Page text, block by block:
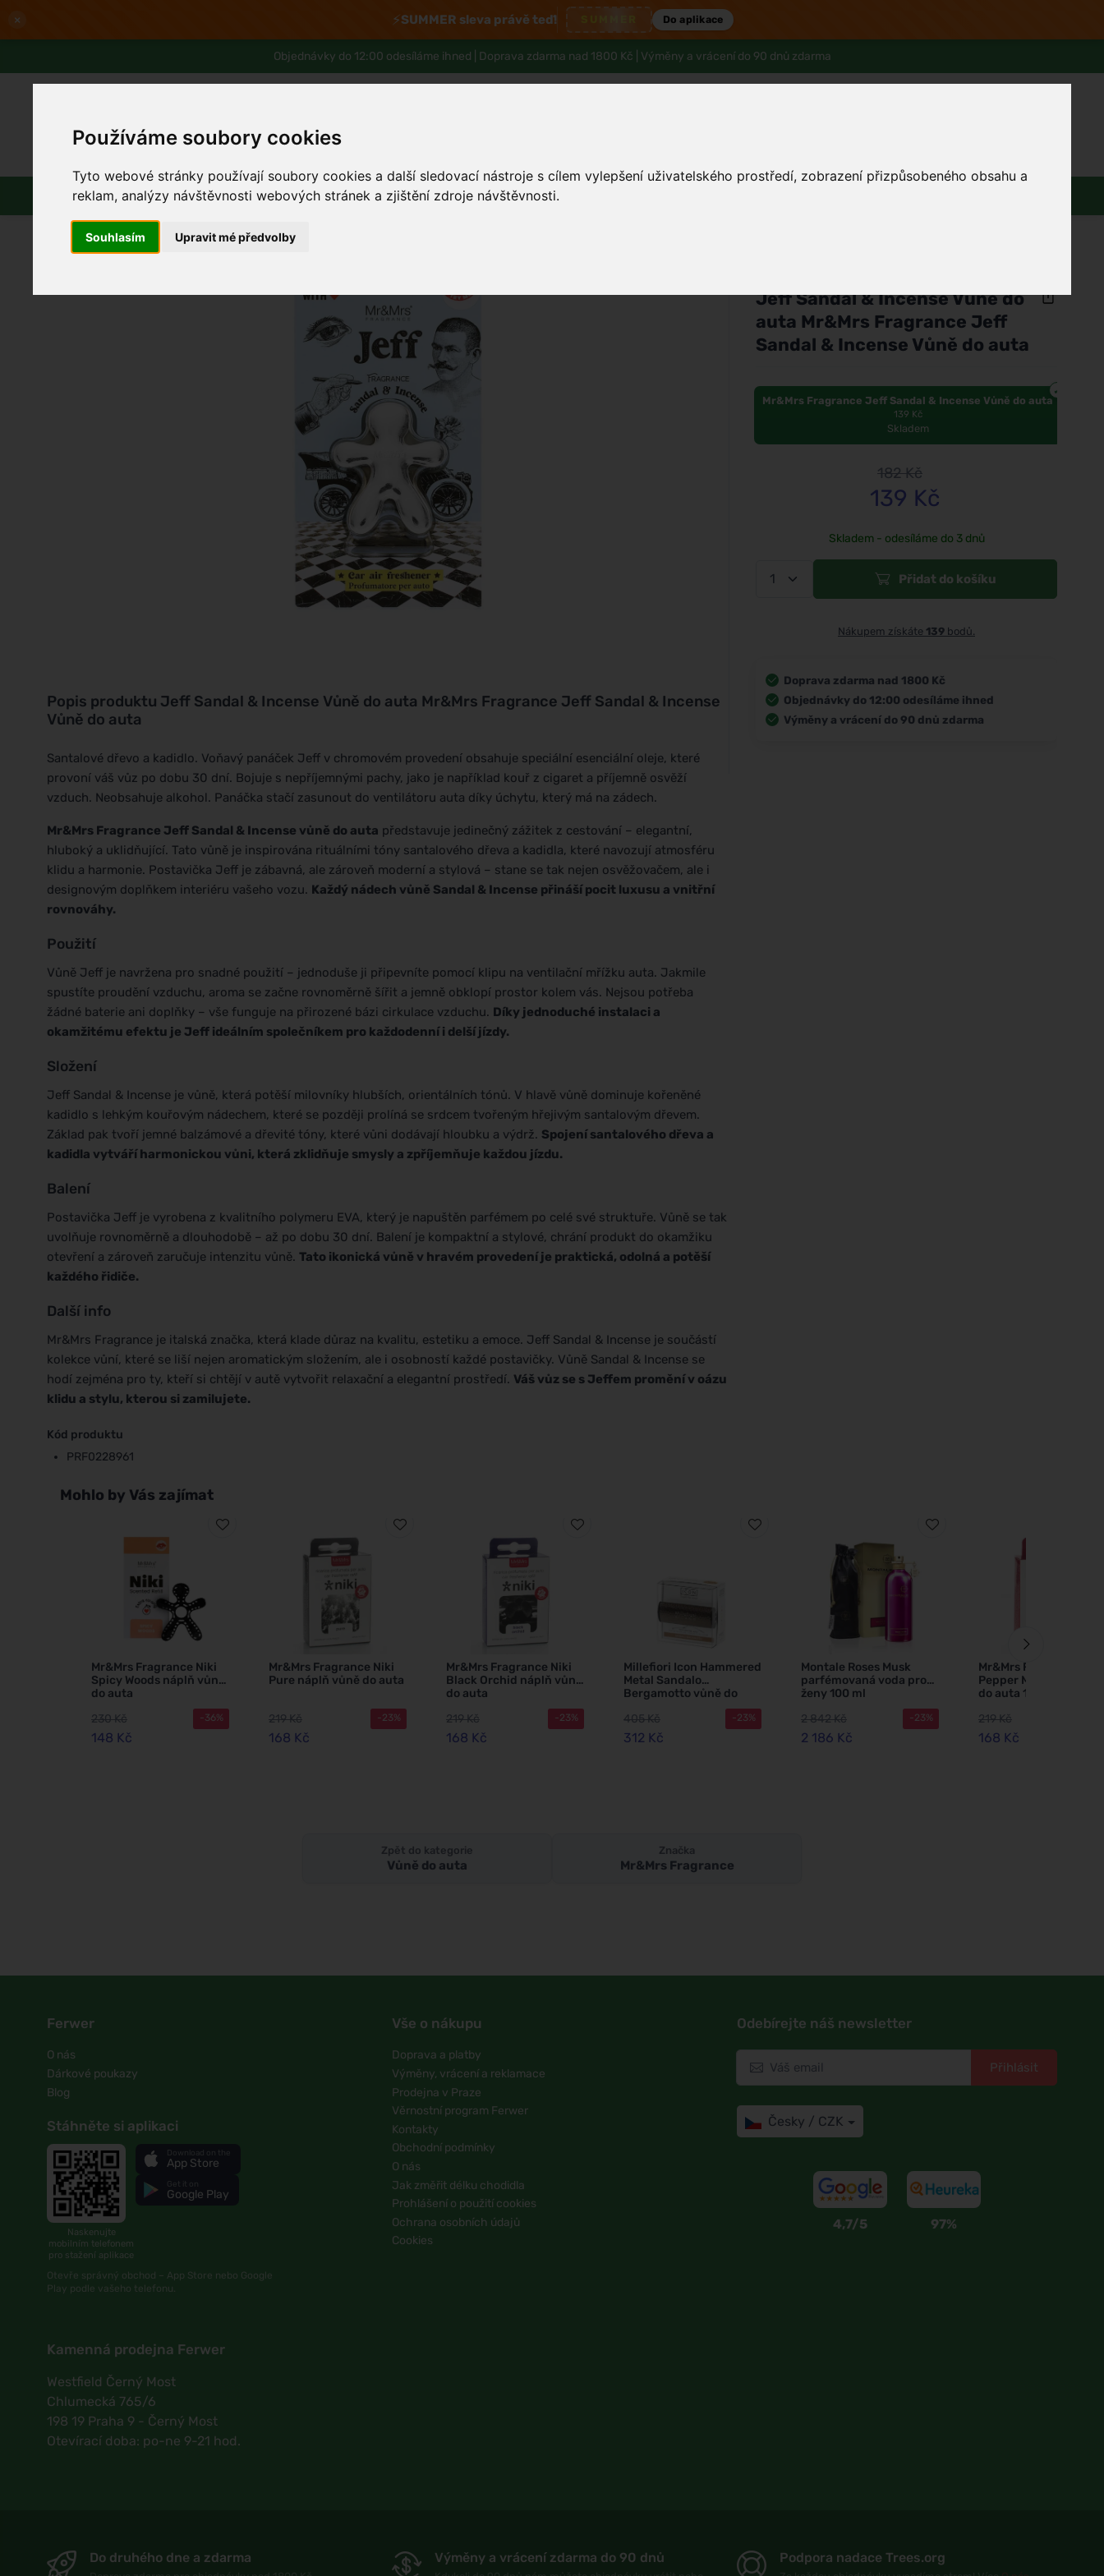
Používáme soubory cookies
Tyto webové stránky používají soubory cookies a další sledovací nástroje s cílem vylepšení uživatelského prostředí, zobrazení přizpůsobeného obsahu a
reklam, analýzy návštěvnosti webových stránek a zjištění zdroje návštěvnosti.
Souhlasím Upravit mé předvolby
× ⚡SUMMER sleva právě teď! Do aplikace
Objednávky do 12:00 odesíláme ihned | Doprava zdarma nad 1800 Kč | Výměny a vrácení do 90 dnů zdarma
Parfémy Líčení Vlasy Pleť Tělo a hygiena
Popis produktu Jeff Sandal & Incense Vůně do auta Mr&Mrs Fragrance Jeff Sandal & Incense
Vůně do auta
Santalové dřevo a kadidlo. Voňavý panáček Jeff v chromovém provedení obsahuje speciální esenciální oleje, které
provoní váš vůz po dobu 30 dní. Bojuje s nepříjemnými pachy, jako je například kouř z cigaret a příjemně osvěží
vzduch. Neobsahuje alkohol. Panáčka stačí zasunout do ventilátoru auta díky úchytu, který má na zádech.
Mr&Mrs Fragrance Jeff Sandal & Incense vůně do auta představuje jedinečný zážitek z cestování – elegantní,
hluboký a uklidňující. Tato vůně je inspirována rituálními tóny santalového dřeva a kadidla, které navozují atmosféru
klidu a harmonie. Postavička Jeff je zábavná, ale zároveň moderní a stylová – stane se tak nejen osvěžovačem, ale i
designovým doplňkem interiéru vašeho vozu. Každý nádech vůně Sandal & Incense přináší pocit luxusu a vnitřní
rovnováhy.
Použití
Vůně Jeff je navržena pro snadné použití – jednoduše ji připevníte pomocí klipu na ventilační mřížku auta. Jakmile
spustíte proudění vzduchu, aroma se začne rovnoměrně šířit a jemně obklopí prostor kolem vás. Nejsou potřeba
žádné baterie ani doplňky – vše funguje na přirozené bázi cirkulace vzduchu. Díky jednoduché instalaci a
okamžitému efektu je Jeff ideálním společníkem pro každodenní i delší jízdy.
Složení
Jeff Sandal & Incense je vůně, která potěší milovníky hlubších, orientálních tónů. V hlavě vůně dominuje kořeněné
kadidlo s lehkým kouřovým nádechem, které se později prolíná se srdcem tvořeným hřejivým santalovým dřevem.
Základ pak tvoří jemné balzámové a dřevité tóny, které vůni dodávají hloubku a výdrž. Spojení santalového dřeva a
kadidla vytváří harmonickou vůni, která zklidňuje smysly a zpříjemňuje každou jízdu.
Balení
Postavička Jeff je vyrobena z kvalitního polymeru EVA, který je napuštěn parfémem po celé své struktuře. Vůně se tak
uvolňuje rovnoměrně a dlouhodobě – až po dobu 30 dní. Balení je kompaktní a stylové, chrání produkt do okamžiku
otevření a zároveň zaručuje intenzitu vůně. Tato ikonická vůně v hravém provedení je praktická, odolná a potěší
každého řidiče.
Další info
Mr&Mrs Fragrance je italská značka, která klade důraz na kvalitu, estetiku a emoce. Jeff Sandal & Incense je součástí
kolekce vůní, které se liší nejen aromatickým složením, ale i osobností každé postavičky. Vůně Sandal & Incense se
hodí zejména pro ty, kteří si chtějí v autě vytvořit relaxační a elegantní prostředí. Váš vůz se s Jeffem promění v oázu
klidu a stylu, kterou si zamilujete.
Kód produktu
PRF0228961
Jeff Sandal & Incense Vůně do
auta Mr&Mrs Fragrance Jeff
Sandal & Incense Vůně do auta
Mr&Mrs Fragrance Jeff Sandal & Incense Vůně do auta
139 Kč
Skladem
182Kč
139 Kč
Skladem - odesíláme do 3 dnů
Přidat do košíku
Nákupem získáte 139 bodů.
Doprava zdarma nad 1800 Kč
Objednávky do 12:00 odesíláme ihned
Výměny a vrácení do 90 dnů zdarma
Mohlo by Vás zajímat
Mr&Mrs Fragrance Niki
Spicy Woods náplň vůně
do auta
230 Kč
148 Kč
-36%
Mr&Mrs Fragrance Niki
Pure náplň vůně do auta
219 Kč
168 Kč
-23%
Mr&Mrs Fragrance Niki
Black Orchid náplň vůně
do auta
219 Kč
168 Kč
-23%
Millefiori Icon Hammered
Metal Sandalo
Bergamotto vůně do
405 Kč
312 Kč
-23%
Montale Roses Musk
parfémovaná voda pro
ženy 100 ml
2 842 Kč
2 186 Kč
-23%
Mr&Mrs Fragrance Niki
Pepper Mint náplň
do auta 1 ks
219 Kč
168 Kč
Zpět do kategorie
Vůně do auta
Značka
Mr&Mrs Fragrance
Ferwer
O nás
Dárkové poukazy
Blog
Stáhněte si aplikaci
Naskenujte
mobilním telefonem
pro stažení aplikace
App Store
Google Play
Otevře správný obchod – App Store nebo Google
Play podle vašeho telefonu.
Kamenná prodejna Ferwer
Westfield Černý Most
Chlumecká 765/6
198 19 Praha 9 - Černý Most
Otevírací doba: po-ne 9-21 hod.
Vše o nákupu
Doprava a platby
Výměny, vrácení a reklamace
Prodejna v Praze
Věrnostní program Ferwer
Kontakty
Obchodní podmínky
O nás
Jak změřit délku chodidla
Prohlášení o použití cookies
Ochrana osobních údajů
Cookies
Odebírejte náš newsletter
Přihlásit
Česky / CZK
4,7/5 97%
Do druhého dne a zdarma Výměny a vrácení zdarma do 90 dnů Podpora nadace Trees.org